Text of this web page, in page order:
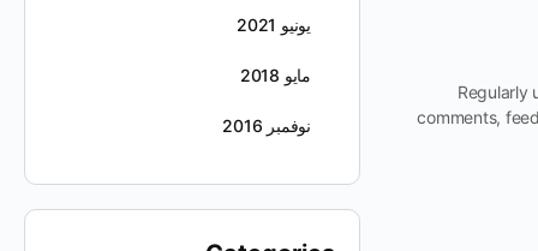
Regularly
comments,
يونيو 2021
مايو 2018
نوفمبر 2016